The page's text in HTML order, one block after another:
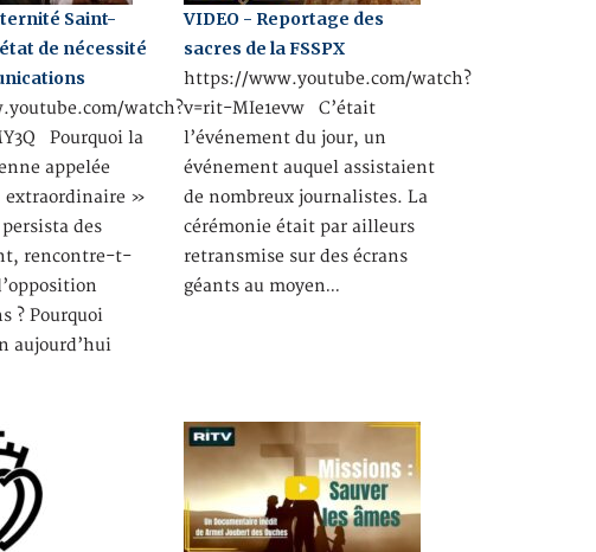
Saint-
de nécessité
watch?
Pourquoi la
appelée
extraordinaire »
des
rencontre-t-
? Pourquoi
aujourd’hui
VIDEO - Reportage des
sacres de la FSSPX
https://www.youtube.com/watch?
v=rit-MIe1evw C’était
l’événement du jour, un
événement auquel assistaient
de nombreux journalistes. La
cérémonie était par ailleurs
retransmise sur des écrans
géants au moyen…